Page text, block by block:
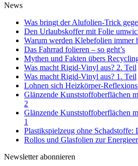
News
Was bringt der Alufolien-Trick
Den Urlaubskoffer mit Folie
Warum werden Klebefolien immer
Das Fahrrad folieren – so geht’s
Mythen und Fakten übers
Was macht Rigid-Vinyl aus? 2. Teil
Was macht Rigid-Vinyl aus? 1. Teil
Lohnen sich Heizkörper-
Glänzende Kunststoffoberflächen
2
Glänzende Kunststoffoberflächen
1
Plastikspielzeug ohne Schadstoffe:
Rollos und Glasfolien zur
Newsletter abonnieren